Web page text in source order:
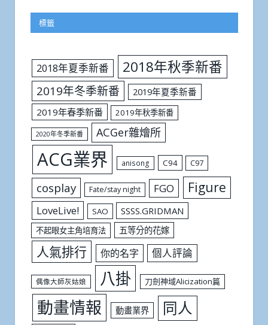
標籤
2018年夏季新番 2018年秋季新番
2019年冬季新番
2019年夏季新番
2019年春季新番
2019年秋季新番
2020年冬季新番 ACGer雜燴所
ACG業界 anisong C94 C97
cosplay Fate/stay night FGO Figure
LoveLive! SAO SSSS.GRIDMAN
不起眼女主角培育法 五等分的花嫁
人氣排行 你的名字 個人評論
偶像大師灰姑娘 八掛 刀劍神域Alicization篇
動畫情報 動畫業界 同人